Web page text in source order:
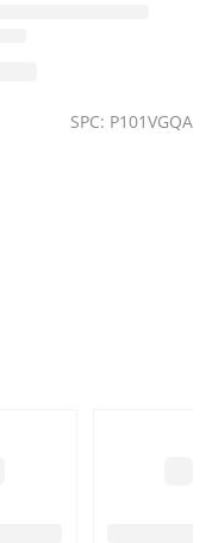
SPC: P101VGQA